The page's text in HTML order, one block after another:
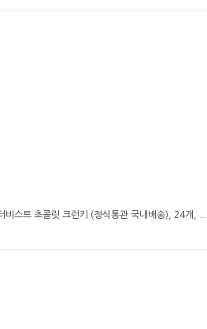
비스트 초콜릿 크런키 (정식통관 국내배송), 24개, ...